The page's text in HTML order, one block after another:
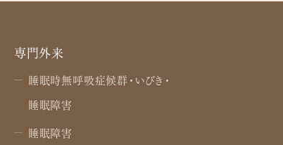
専門外来
睡眠時無呼吸症候群・いびき・
睡眠障害
睡眠障害